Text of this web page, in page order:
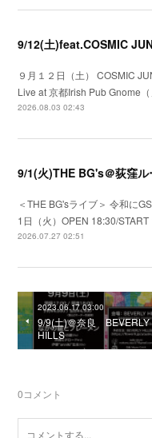
９月１２日（土） COSMIC
Live at 京都Irish Pub Gnome
2026.08.03 02:43
9/1(火)THE BG's＠荻窪ル
＜THE BG'sライブ＞ 令和に
1日（火）OPEN 18:30/
2026.07.27 02:51
2023.06.17 03:00
9/9(土)＠奈良 BEVERLY
HILLS
0コメント